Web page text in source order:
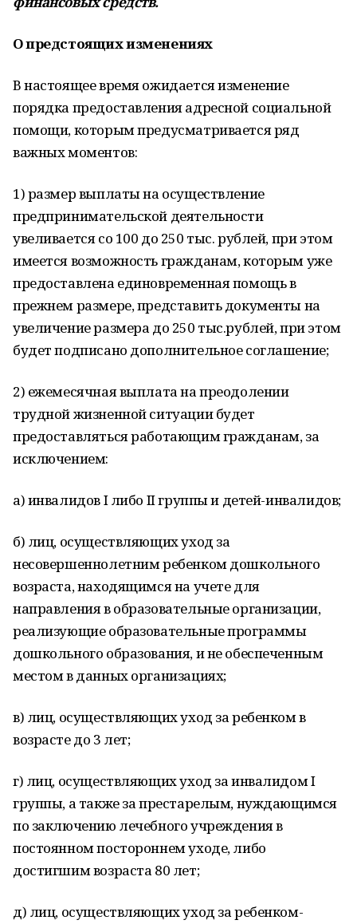
О предстоящих изменениях
В настоящее время ожидается изменение
порядка предоставления адресной социальной
помощи, которым предусматривается ряд
важных моментов:
1) размер выплаты на осуществление
предпринимательской деятельности
увеливается со 100 до 250 тыс. рублей, при этом
имеется возможность гражданам, которым уже
предоставлена единовременная помощь в
прежнем размере, представить документы на
увеличение размера до 250 тыс.рублей, при этом
будет подписано дополнительное соглашение;
2) ежемесячная выплата на преодолении
трудной жизненной ситуации будет
предоставляться работающим гражданам, за
исключением:
а) инвалидов I либо II группы и детей-инвалидов;
б) лиц, осуществляющих уход за
несовершеннолетним ребенком дошкольного
возраста, находящимся на учете для
направления в образовательные организации,
реализующие образовательные программы
дошкольного образования, и не обеспеченным
местом в данных организациях;
в) лиц, осуществляющих уход за ребенком в
возрасте до 3 лет;
г) лиц, осуществляющих уход за инвалидом I
группы, а также за престарелым, нуждающимся
по заключению лечебного учреждения в
постоянном постороннем уходе, либо
достигшим возраста 80 лет;
д) лиц, осуществляющих уход за ребенком-